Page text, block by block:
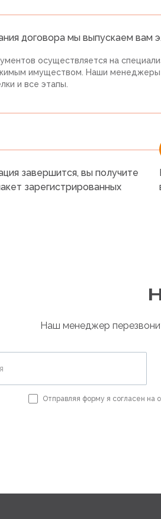
договора мы выпускаем вам
осуществляется на
имуществом. Наши
и все этапы.
завершится, вы получите
зарегистрированных
Наш менеджер
Отправляя форму я согласен на